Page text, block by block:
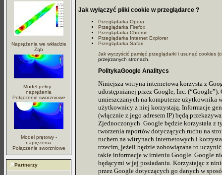
Naprężenia we wkładzie
Ząb
Model pełny -
naprężenia
Połączenie sworzniowe
Model prętowy -
naprężenia
Połączenie sworzniowe
Partnerzy
Jak wyłączyć pliki cookie w przeglądarce ?
Przeglądarka Opera
Przeglądarka Firefox
Przeglądarka Chrome
Przeglądarka Internet Explorer
Przeglądarka Safari
Jak wyczyścić pamięć przeglądarki i usunąć cookies
przejrzanych stronach.
PolitykaGoogle Analitycs
Niniejsza witryna internetowa korzysta z
udostępnianej przez Google, Inc.
umieszczanych na komputerze użytkownika
użytkownicy z niej korzystają. Informacje
(włącznie z jego adresem IP) będą
Zjednoczonych. Google będzie korzystała
tworzenia raportów dotyczących ruchu na
ruchem na witrynach internetowych i
trzecim, jeżeli będzie zobowiązana to
takie informacje w imieniu Google. Google
będącymi w jej posiadaniu. Korzystając z
przez Google dotyczących go danych w